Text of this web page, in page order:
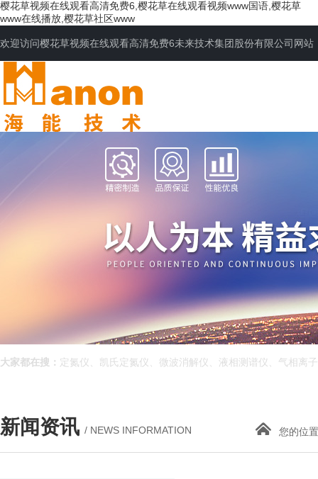
樱花草视频在线观看高清免费6,樱花草在线观看视频www国语,樱花草
www在线播放,樱花草社区www
欢迎访问樱花草视频在线观看高清免费6未来技术集团股份有限公司网站
网站首页
大家都在搜： 定氮仪、凯氏定氮仪、微波消解仪、液相测谱仪、气相离
新闻资讯 / NEWS INFORMATION 您的位置